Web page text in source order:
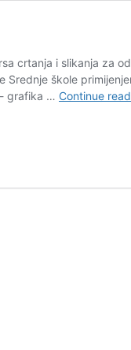
crtanja i slikanja za
Srednje škole
grafika … Continue